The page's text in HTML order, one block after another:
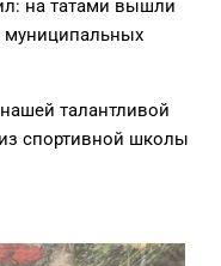
на татами вышли
муниципальных
талантливой
спортивной школы